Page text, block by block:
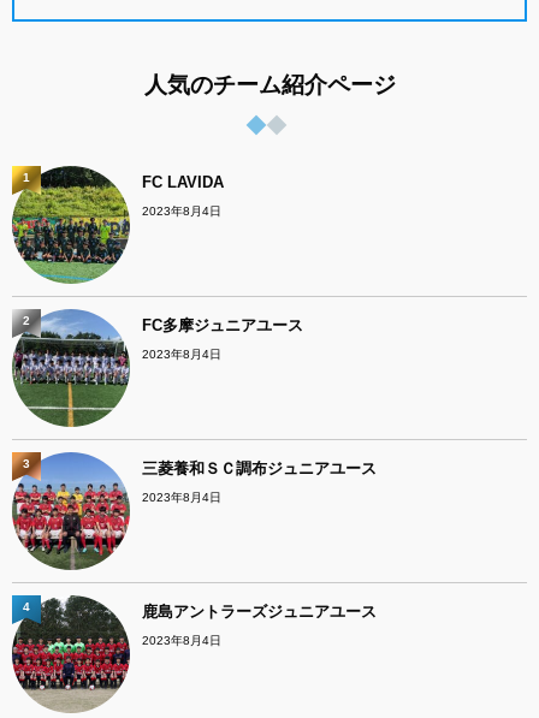
人気のチーム紹介ページ
FC LAVIDA
2023年8月4日
1
FC多摩ジュニアユース
2023年8月4日
2
三菱養和ＳＣ調布ジュニアユース
2023年8月4日
3
鹿島アントラーズジュニアユース
2023年8月4日
4